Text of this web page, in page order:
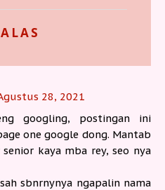
28, 2021
googling, postingan ini
one google dong. Mantab
kaya mba rey, seo nya
sbnrnynya ngapalin nama